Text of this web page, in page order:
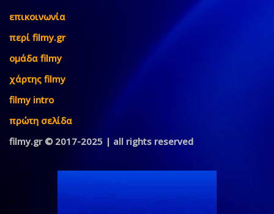
επικοινωνία
περί filmy.gr
ομάδα filmy
χάρτης filmy
filmy intro
πρώτη σελίδα
filmy.gr © 2017-2025 | all rights reserved